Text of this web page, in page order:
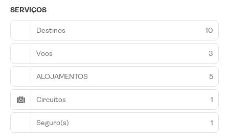
SERVIÇOS
Destinos 10
Voos 3
ALOJAMENTOS 5
Circuitos 1
Seguro(s) 1